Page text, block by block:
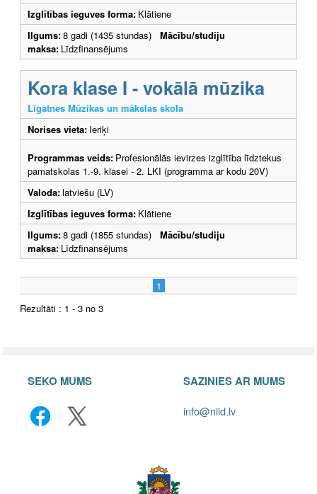
Izglītības ieguves forma: Klātiene
Ilgums:8 gadi (1435 stundas) Mācību/studiju
maksa: Līdzfinansējums
Kora klase I - vokālā mūzika
Līgatnes Mūzikas un mākslas skola
Norises vieta: Ieriķi
Programmas veids: Profesionālās ievirzes izglītība līdztekus
pamatskolas 1.-9. klasei - 2. LKI (programma ar kodu 20V)
Valoda:latviešu (LV)
Izglītības ieguves forma: Klātiene
Ilgums:8 gadi (1855 stundas) Mācību/studiju
maksa: Līdzfinansējums
1
Rezultāti : 1 - 3 no 3
SEKO MUMS SAZINIES AR MUMS
info@niid.lv